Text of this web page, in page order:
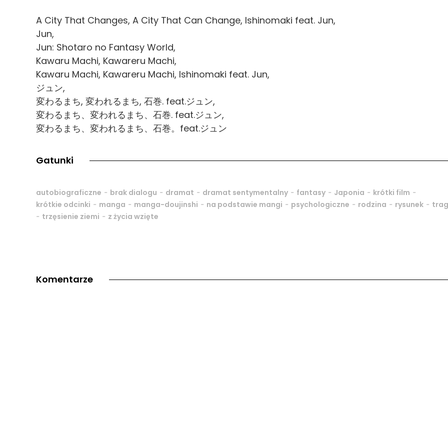
A City That Changes, A City That Can Change, Ishinomaki feat. Jun,
Jun,
Jun: Shotaro no Fantasy World,
Kawaru Machi, Kawareru Machi,
Kawaru Machi, Kawareru Machi, Ishinomaki feat. Jun,
ジュン,
変わるまち, 変われるまち, 石巻. feat.ジュン,
変わるまち、変われるまち、石巻. feat.ジュン,
変わるまち、変われるまち、石巻。feat.ジュン
Gatunki
autobiograficzne - brak dialogu - dramat - dramat sentymentalny - fantasy - Japonia - krótki film -
krótkie odcinki - manga - manga-doujinshi - na podstawie mangi - psychologiczne - rodzina - rysunek -
- trzęsienie ziemi - z życia wzięte
Komentarze